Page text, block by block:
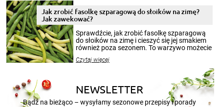
pełni poczuć atmosferę cieplejszych
miesięcy. Przygotowanie słoików ze
patenty, które pozwolą zachować świeżość
przetworów.
Jak zrobić fasolkę szparagową do słoików na zimę?
Jak zawekować?
Sprawdźcie, jak zrobić fasolkę szparagową
do słoików na zimę i cieszyć się jej smakiem
również poza sezonem. To warzywo możecie
nasze propozycje!
Czytaj więcej
NEWSLETTER
Bądź na bieżąco – wysyłamy sezonowe przepisy i porady